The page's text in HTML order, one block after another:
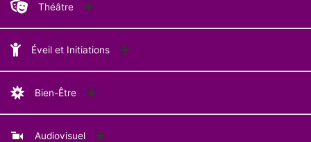
Théâtre
Éveil et Initiations
Bien-Être
Audiovisuel